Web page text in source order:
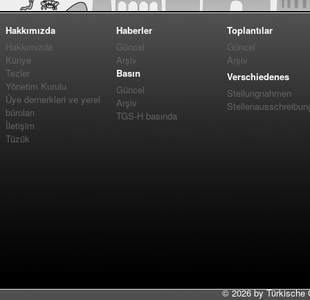
Hakkımızda
Hakkımızda
Künye
Tezler
Yönetim Kurulu
Üye dernerkleri ve yerel
büroları
İletişim
Tüzük
Haberler
Güncel
Arşiv
Basın
Güncel
Arşiv
TGS-H basında
Toplantılar
Güncel
Arşiv
Verschiedenes
Stellungnahmen
©2026 by Türkische